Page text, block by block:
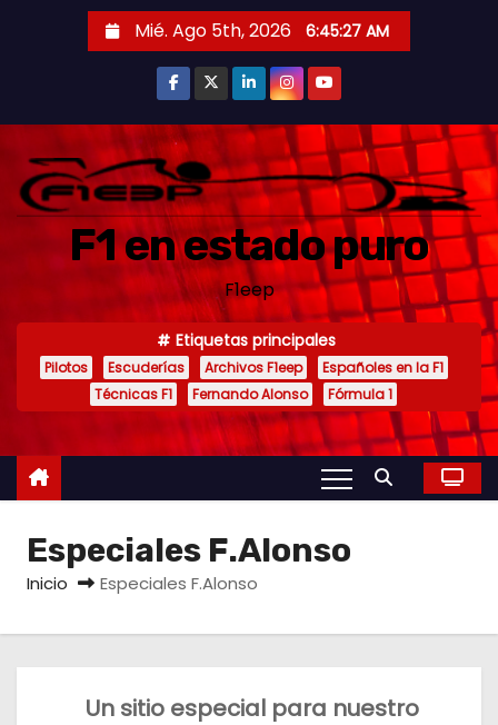
i
Mié. Ago 5th, 2026 6:45:28 AM
F1 en estado puro
F1eep
Etiquetas principales
Pilotos Escuderías Archivos F1eep
Españoles en la F1
Técnicas F1
Fernando Alonso Fórmula 1
Especiales F.Alonso
Inicio Especiales F.Alonso
Un sitio especial para nuestro